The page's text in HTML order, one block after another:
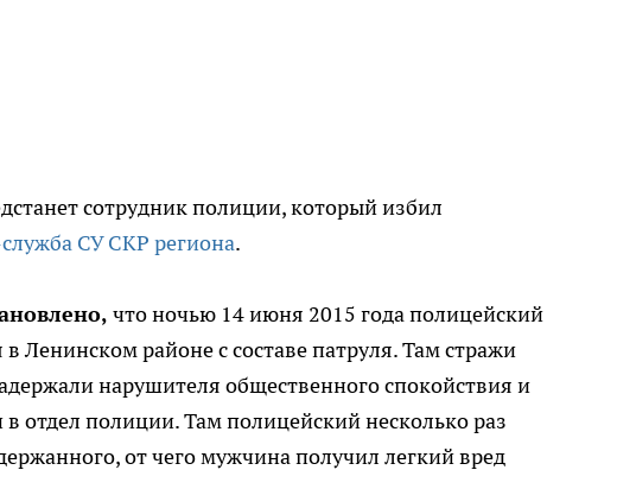
сотрудник полиции, который избил
СУ СКР региона.
что ночью 14 июня 2015 года полицейский
в Ленинском районе с составе патруля. Там стражи
нарушителя общественного спокойствия и
в отдел полиции. Там полицейский несколько раз
от чего мужчина получил легкий вред